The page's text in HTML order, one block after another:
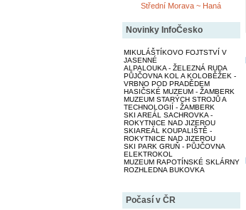
Střední Morava ~ Haná
Novinky InfoČesko
MIKULÁŠTÍKOVO FOJTSTVÍ V
JASENNÉ
ALPALOUKA - ŽELEZNÁ RUDA
PŮJČOVNA KOL A KOLOBĚŽEK -
VRBNO POD PRADĚDEM
HASIČSKÉ MUZEUM - ŽAMBERK
MUZEUM STARÝCH STROJŮ A
TECHNOLOGIÍ - ŽAMBERK
SKI AREÁL SACHROVKA -
ROKYTNICE NAD JIZEROU
SKIAREÁL KOUPALIŠTĚ -
ROKYTNICE NAD JIZEROU
SKI PARK GRUŇ - PŮJČOVNA
ELEKTROKOL
MUZEUM RAPOTÍNSKÉ SKLÁRNY
ROZHLEDNA BUKOVKA
Počasí v ČR